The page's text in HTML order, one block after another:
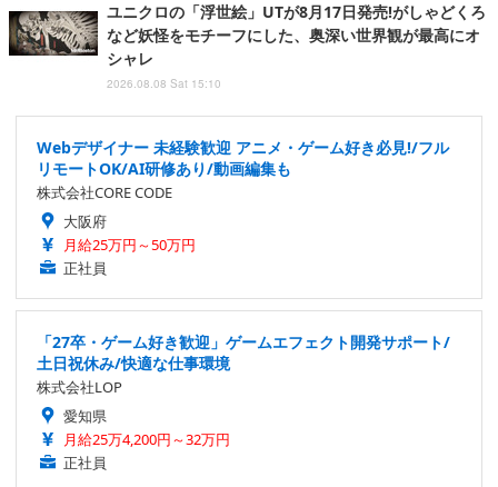
ユニクロの「浮世絵」UTが8月17日発売!がしゃどくろ
など妖怪をモチーフにした、奥深い世界観が最高にオ
シャレ
2026.08.08 Sat 15:10
Webデザイナー 未経験歓迎 アニメ・ゲーム好き必見!/フル
リモートOK/AI研修あり/動画編集も
株式会社CORE CODE
大阪府
月給25万円～50万円
正社員
「27卒・ゲーム好き歓迎」ゲームエフェクト開発サポート/
土日祝休み/快適な仕事環境
株式会社LOP
愛知県
月給25万4,200円～32万円
正社員